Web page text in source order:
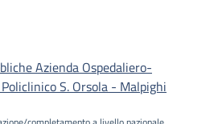
Azienda Ospedaliero-
S. Orsola - Malpighi